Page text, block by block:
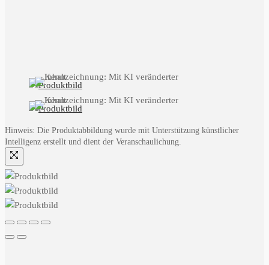
Hinweis: Die Produktabbildung wurde mit Unterstützung künstlicher
Intelligenz erstellt und dient der Veranschaulichung.